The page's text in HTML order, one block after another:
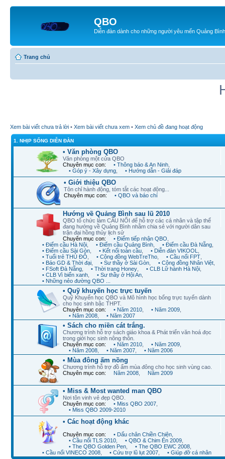
QBO
Diễn đàn dành cho những người yêu mến Quảng Bình
Trang chủ
Xem bài viết chưa trả lời • Xem bài viết chưa xem • Xem chủ đề đang hoạt động
1. NHỊP SỐNG DIỄN ĐÀN
• Văn phòng QBO
Văn phòng một cửa QBO
Chuyên mục con:
• Thông báo & An Ninh
• Góp ý - Xây dựng
• Hướng dẫn - Giải đáp
• Giới thiệu QBO
Tôn chỉ hành động, tóm tắt các hoạt động...
Chuyên mục con:
• QBO và báo chí
Hướng về Quảng Bình sau lũ 2010
QBO tổ chức làm CẦU NỐI để hỗ trợ các cá nhân và tập thể
đang hướng về Quảng Bình nhằm chia sẻ với người dân sau
trận đại hồng thủy lịch sử
Chuyên mục con:
• Điểm tiếp nhận QBO
• Điểm cầu Hà Nội
• Điểm cầu Quảng Bình • Điểm cầu Đà Nẵng
• Điểm cầu Sài Gòn
• Kết nối toàn cầu • Diễn đàn VIKOOL
• Tuổi trẻ THỦ ĐÔ
• Cộng đồng WebTreTho • Cầu nối FPT
• Báo GD & Thời đại
• Sư thầy ở Sài Gòn • Cộng đồng Nhân Việt
• FSoft Đà Nẵng
• Thời trang Honey • CLB Lữ hành Hà Nội
• CLB Vì biển xanh
• Sư thầy ở Hội An
• Những nẻo đường QBO ...
• Quỹ khuyến học trực tuyến
Quỹ Khuyến học QBO và Mô hình học bổng trực tuyến dành
cho học sinh bậc THPT.
Chuyên mục con:
• Năm 2010 • Năm 2009
• Năm 2008
• Năm 2007
• Sách cho miền cát trắng.
Chương trình hỗ trợ sách giáo khoa & Phát triển văn hoá đọc
trong giới học sinh nông thôn.
Chuyên mục con:
• Năm 2010 • Năm 2009
• Năm 2008
• Năm 2007 • Năm 2006
• Mùa đông ấm nồng
Chương trình hỗ trợ đồ ấm mùa đông cho học sinh vùng cao.
Chuyên mục con:
Năm 2008 Năm 2009
• Miss & Most wanted man QBO
Nơi tôn vinh vẻ đẹp QBO.
Chuyên mục con:
• Miss QBO 2007
• Miss QBO 2009-2010
• Các hoạt động khác
Chuyên mục con: • Dấu chân Chiền Chiện
• Cầu nối TLS 2010
• QBO & Chim Én 2009
• The QBO Golden Pen
• The QBO EWC 2008
• Cầu nối VINECO 2008
• Cứu trợ lũ lụt 2007 • Giúp đỡ cá nhân